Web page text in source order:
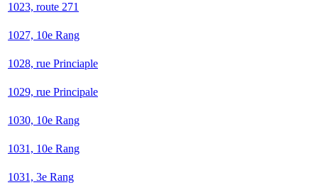
1023, route 271
1027, 10e Rang
1028, rue Princiaple
1029, rue Principale
1030, 10e Rang
1031, 10e Rang
1031, 3e Rang